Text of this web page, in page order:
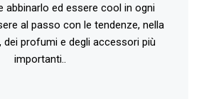
abbinarlo ed essere cool in ogni
al passo con le tendenze, nella
dei profumi e degli accessori più
importanti..